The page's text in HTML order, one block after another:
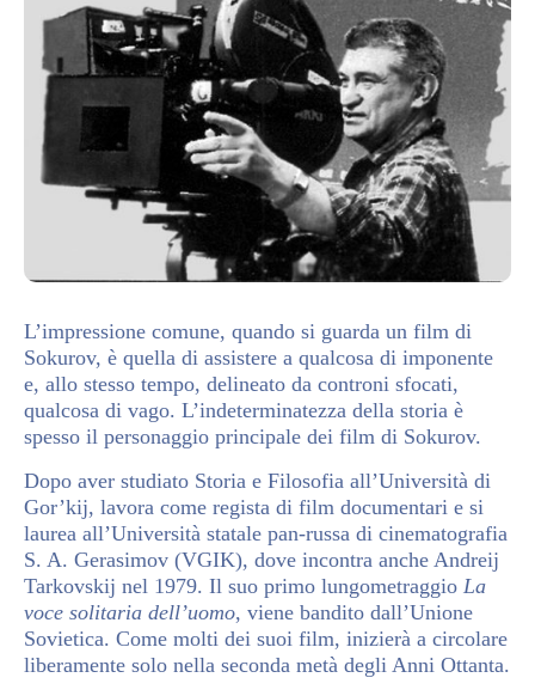
L’impressione comune, quando si guarda un film di
Sokurov, è quella di assistere a qualcosa di imponente
e, allo stesso tempo, delineato da controni sfocati,
qualcosa di vago. L’indeterminatezza della storia è
spesso il personaggio principale dei film di Sokurov.
Dopo aver studiato Storia e Filosofia all’Università di
Gor’kij, lavora come regista di film documentari e si
laurea all’Università statale pan-russa di cinematografia
S. A. Gerasimov (VGIK), dove incontra anche Andreij
Tarkovskij nel 1979. Il suo primo lungometraggio La
voce solitaria dell’uomo, viene bandito dall’Unione
Sovietica. Come molti dei suoi film, inizierà a circolare
liberamente solo nella seconda metà degli Anni Ottanta.